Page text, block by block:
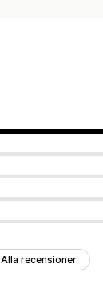
Alla recensioner